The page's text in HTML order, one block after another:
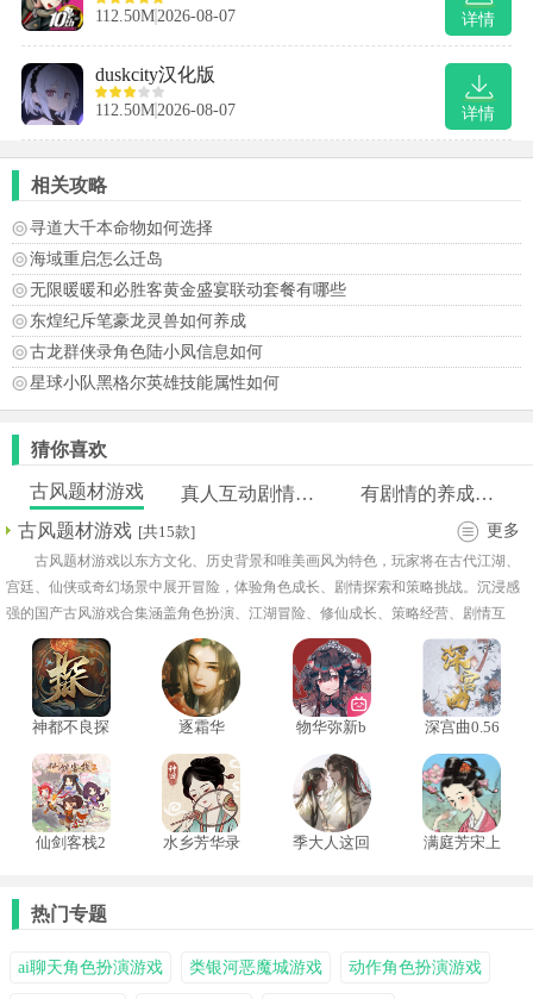
详情
112.50M2026-08-07
详情
duskcity汉化版
112.50M2026-08-07
相关攻略
寻道大千本命物如何选择
海域重启怎么迁岛
无限暖暖和必胜客黄金盛宴联动套餐有哪些
东煌纪斥笔豪龙灵兽如何养成
古龙群侠录角色陆小凤信息如何
星球小队黑格尔英雄技能属性如何
猜你喜欢
古风题材游戏 真人互动剧情类游戏
有剧情的养成游戏
古风题材游戏 [共15款] 更多
古风题材游戏以东方文化、历史背景和唯美画风为特色，玩家将在古代江湖、
宫廷、仙侠或奇幻场景中展开冒险，体验角色成长、剧情探索和策略挑战。沉浸感
强的国产古风游戏合集涵盖角色扮演、江湖冒险、修仙成长、策略经营、剧情互
动、战斗竞技和收集养成等丰富内容。玩家可以进入不同朝代背景或架空世界，扮
演侠客、修行者、将领等角色，通过完成任务、提升实力和探索地图，逐步揭开隐
藏故事。
神都不良探
逐霜华
物华弥新b
深宫曲0.56
仙剑客栈2
水乡芳华录
季大人这回
满庭芳宋上
热门专题
ai聊天角色扮演游戏 类银河恶魔城游戏 动作角色扮演游戏